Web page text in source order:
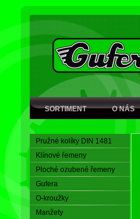
SORTIMENT O NÁS
Pružné kolíky DIN 1481
Klínové řemeny
Ploché ozubené řemeny
Gufera
O-kroužky
Manžety